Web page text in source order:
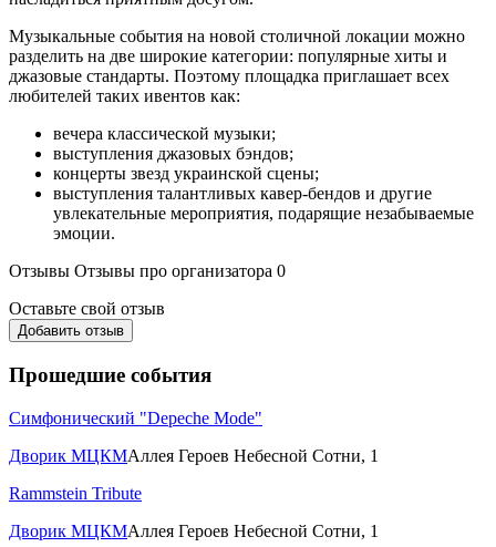
Музыкальные события на новой столичной локации можно
разделить на две широкие категории: популярные хиты и
джазовые стандарты. Поэтому площадка приглашает всех
любителей таких ивентов как:
вечера классической музыки;
выступления джазовых бэндов;
концерты звезд украинской сцены;
выступления талантливых кавер-бендов и другие
увлекательные мероприятия, подарящие незабываемые
эмоции.
Отзывы Отзывы про организатора 0
Оставьте свой отзыв
Добавить отзыв
Прошедшие события
Симфонический "Depeche Mode"
Дворик МЦКМАллея Героев Небесной Сотни, 1
Rammstein Tribute
Дворик МЦКМАллея Героев Небесной Сотни, 1